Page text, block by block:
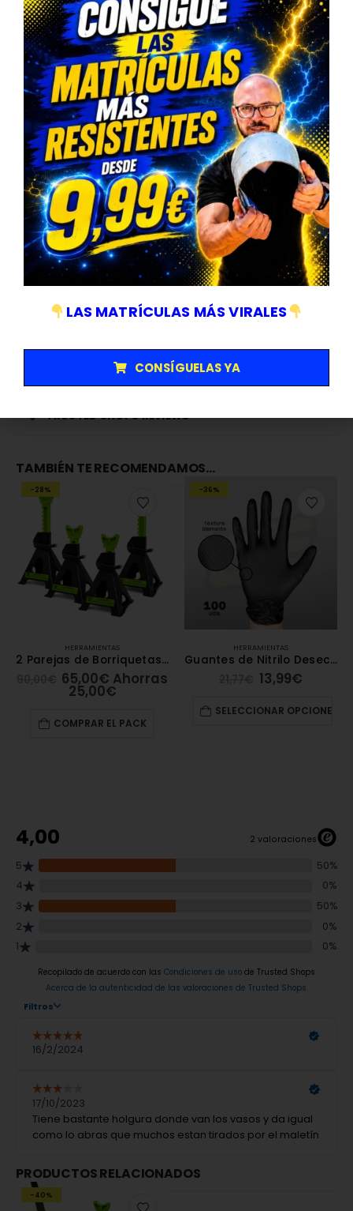
Allen: H3, H4, H5 y H6.
Plano: SL4, SL5.5, SL6.5 y SL7.
Torx: T8, T9, T10, T15, T20, T25, T27 y T30.
Torx inviolable: T8, T9, T10, T15, T20, T25, T27 y T30.
45 cabezales (6x25mm):
Allen inviolable: H2, H2.5, H3, H4, H5 y H6.
Torx: T5, T6 y T7.
Torx inviolable: T7.
Ribe: M5, M6, M7, M8 y M9.
12 cantos: M5, M6 y M8.
Torx 5 cantos inviolable: T10, T15, T20, T25, T27, T30,
T40, T45.
Punta cuadrada: 0, 1, 2, 3.
Cuatri-punta: 6, 8, 10.
Tri-punta: 1, 2, 3, 4.
1 cabezal adaptador para vasos de 1/4″.
TRUSTED SHOPS REVIEWS
TAMBIÉN TE RECOMENDAMOS…
-28%
HERRAMIENTAS
2 Parejas de Borriquetas 3T [JBM]
65,00€ Ahorras
25,00€
COMPRAR EL PACK
-36%
HERRAMIENTAS
Guantes de Nitrilo Desechables Negros 100 Unidades Grosor 7,0MIL Textura Diamantada [JBM]
13,99€
SELECCIONAR OPCIONES
PRODUCTOS RELACIONADOS
-40%
LAS MATRÍCULAS MÁS VIRALES
CONSÍGUELAS YA